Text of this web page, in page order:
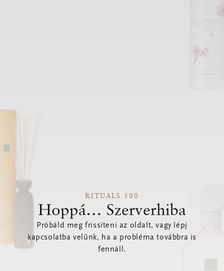
RITUALS 500
Hoppá… Szerverhiba
Próbáld meg frissíteni az oldalt, vagy lépj
kapcsolatba velünk, ha a probléma továbbra is
fennáll.